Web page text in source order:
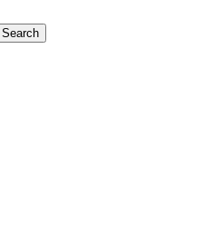
Search